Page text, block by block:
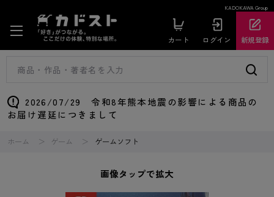
KADOKAWA Group
カート ログイン 新規登録
2026/07/29 令和8年熊本地震の影響による商品の
お届け遅延につきまして
ホーム ゲーム ゲームソフト
画像タップで拡大